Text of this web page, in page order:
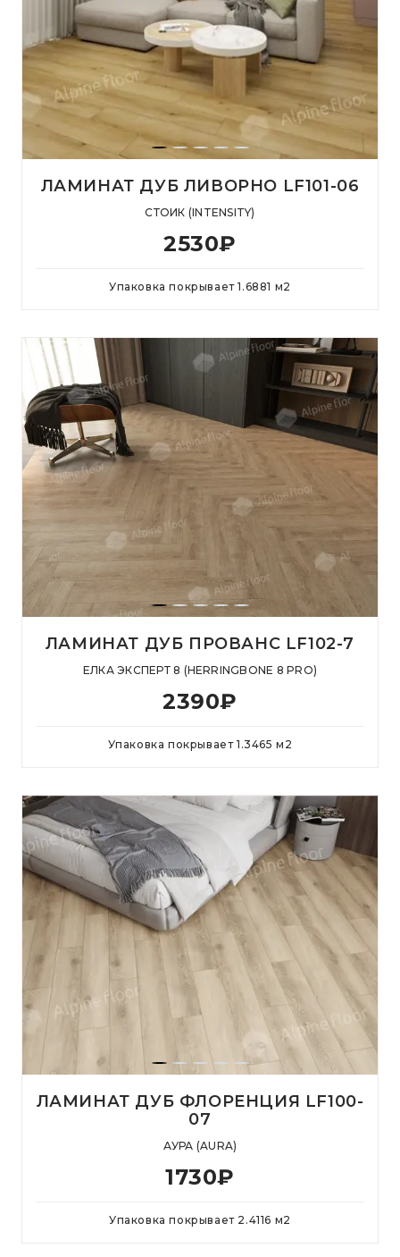
ЛАМИНАТ ДУБ ЛИВОРНО LF101-06
СТОИК (INTENSITY)
2530₽
Упаковка покрывает1.6881 м2
ЛАМИНАТ ДУБ ПРОВАНС LF102-7
ЕЛКА ЭКСПЕРТ 8 (HERRINGBONE 8 PRO)
2390₽
Упаковка покрывает 1.3465 м 2
ЛАМИНАТ ДУБ ФЛОРЕНЦИЯ LF100-
07
АУРА (AURA)
1730₽
Упаковка покрывает 2.4116 м2